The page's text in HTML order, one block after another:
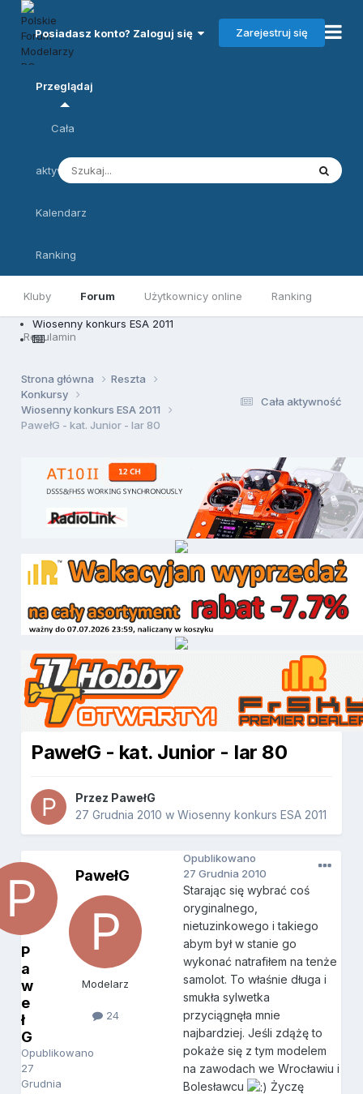
Posiadasz konto? Zaloguj się Zarejestruj się
Przeglądaj
Kluby Forum Użytkownicy online Ranking
Regulamin
Cała
aktywność
Kalendarz
Ranking
Wiosenny konkurs ESA 2011
Cała aktywność
Strona główna
Reszta
Konkursy
Wiosenny konkurs ESA 2011
PawełG - kat. Junior - Iar 80
PawełG - kat. Junior - Iar 80
Przez PawełG
27 Grudnia 2010 wWiosenny konkurs ESA 2011
P
a
w
e
ł
G
Opublikowano
27
Grudnia
PawełG
Modelarz
24
Opublikowano
27 Grudnia 2010
Starając się wybrać coś
oryginalnego,
nietuzinkowego i takiego
abym był w stanie go
wykonać natrafiłem na tenże
samolot. To właśnie długa i
smukła sylwetka
przyciągnęła mnie
najbardziej. Jeśli zdążę to
pokaże się z tym modelem
na zawodach we Wrocławiu i
Bolesławcu
Życzę